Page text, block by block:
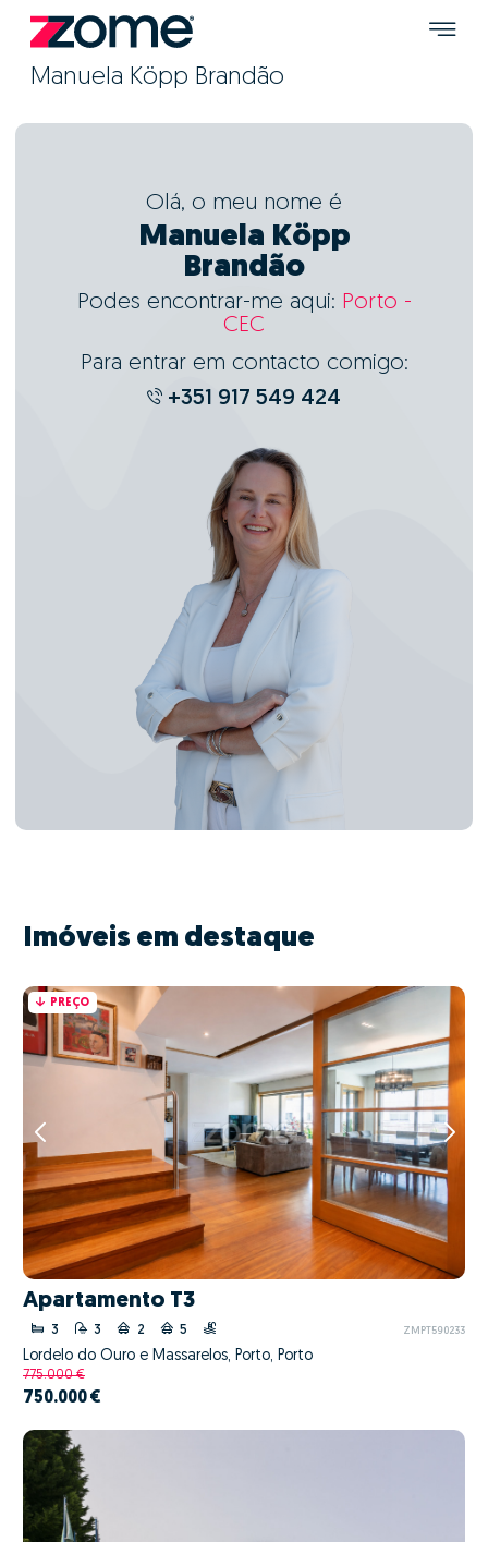
Manuela Köpp Brandão
Olá, o meu nome é
Manuela Köpp
Brandão
Podes encontrar-me aqui: Porto -
CEC
Para entrar em contacto comigo:
+351 917 549 424
Imóveis em destaque
PREÇO
Apartamento T3
3 3 2 5 ZMPT590233
Lordelo do Ouro e Massarelos, Porto, Porto
775.000 €
750.000 €